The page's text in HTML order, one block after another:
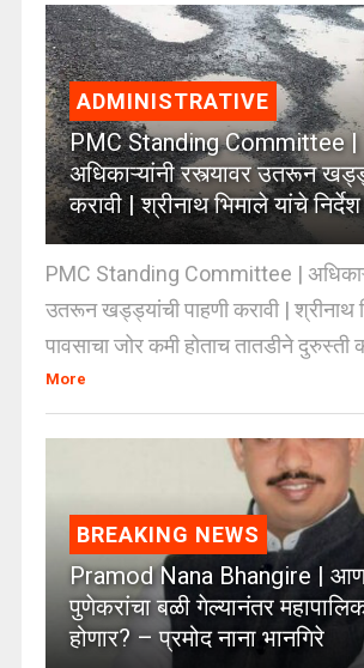
ADMINISTRATIVE
PMC Standing Committee |
अधिकाऱ्यांनी रस्त्यावर उतरून
करावी | श्रीनाथ भिमाले यांचे निर्देश
PMC Standing Committee |
उतरून खड्ड्यांची पाहणी करावी | श्रीनाथ
पावसाचा जोर कमी होताच तातडीने दुरुस्ती
More
BREAKING NEWS
Pramod Nana Bhangire |
पुणेकरांचा बळी गेल्यानंतर
होणार? – प्रमोद नाना भानगिरे